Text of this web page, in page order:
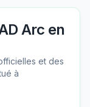
Arc en
et des
à